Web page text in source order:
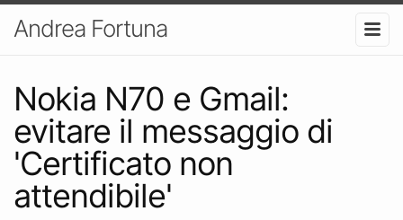
Andrea Fortuna
Nokia N70 e Gmail:
evitare il messaggio di
'Certificato non
attendibile'